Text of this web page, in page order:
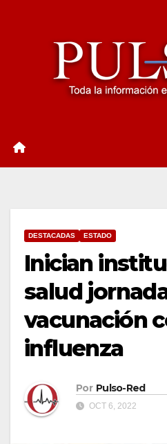
DESTACADAS ESTADO
Inician
salud
vacunación
influenza
Por Pulso-Red
OCT 6, 2022